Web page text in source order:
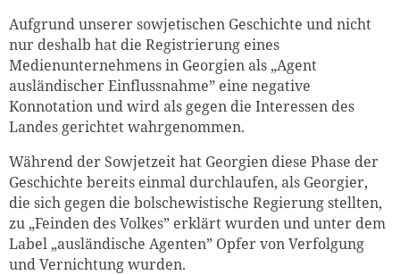
Aufgrund unserer sowjetischen Geschichte und nicht
nur deshalb hat die Registrierung eines
Medienunternehmens in Georgien als „Agent
ausländischer Einflussnahme” eine negative
Konnotation und wird als gegen die Interessen des
Landes gerichtet wahrgenommen.
Während der Sowjetzeit hat Georgien diese Phase der
Geschichte bereits einmal durchlaufen, als Georgier,
die sich gegen die bolschewistische Regierung stellten,
zu „Feinden des Volkes” erklärt wurden und unter dem
Label „ausländische Agenten” Opfer von Verfolgung
und Vernichtung wurden.